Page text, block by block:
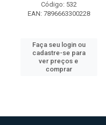
Código: 532
EAN: 7896663300228
Faça seu login ou
cadastre-se para
ver preços e
comprar